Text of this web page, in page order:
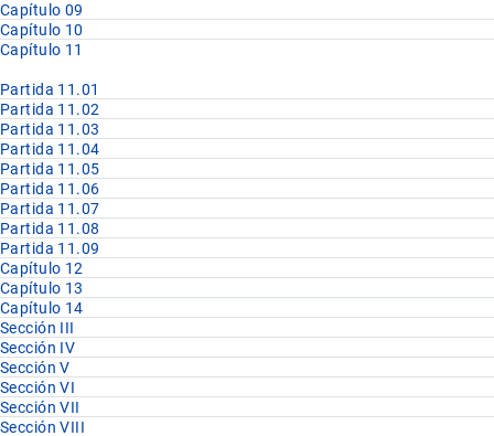
Capítulo 09
Capítulo 10
Capítulo 11
Partida 11.01
Partida 11.02
Partida 11.03
Partida 11.04
Partida 11.05
Partida 11.06
Partida 11.07
Partida 11.08
Partida 11.09
Capítulo 12
Capítulo 13
Capítulo 14
Sección III
Sección IV
Sección V
Sección VI
Sección VII
Sección VIII